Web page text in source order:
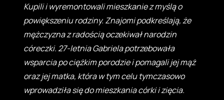
Kupili i wyremontowali mieszkanie z myślą o
powiększeniu rodziny. Znajomi podkreślają, że
mężczyzna z radością oczekiwał narodzin
córeczki. 27-letnia Gabriela potrzebowała
wsparcia po ciężkim porodzie i pomagali jej mąż
oraz jej matka, która w tym celu tymczasowo
wprowadziła się do mieszkania córki i zięcia.